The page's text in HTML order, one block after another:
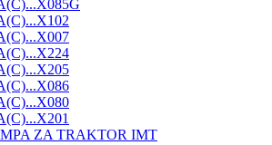
ZA TRAKTOR IMT